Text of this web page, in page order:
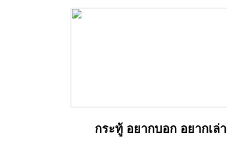
กระทู้ อยากบอก อยากเล่า